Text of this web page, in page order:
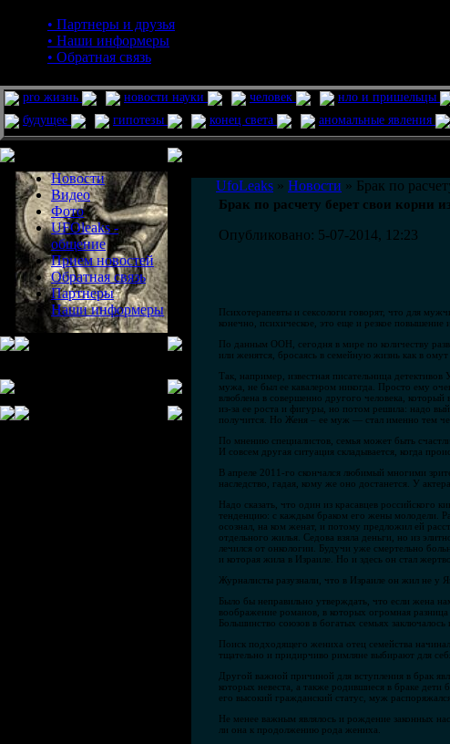
• Партнеры и друзья
• Наши информеры
• Обратная связь
pro жизнь новости науки человек нло и пришельцы
будущее
гипотезы конец света аномальные явления
Новости
Видео
Фото
UFOleaks -
общение
Прием новостей
Обратная связь
Партнеры
Наши информеры
UfoLeaks » Новости » Брак по
Брак по расчету берет свои корни
Опубликовано: 5-07-2014, 12:23
Психотерапевты и сексологи говорят, что для
конечно, психическое, это еще и резкое
По данным ООН, сегодня в мире по количеству
или женятся, бросаясь в семейную жизнь как в
Так, например, известная писательница детективов
мужа, не был ее кавалером никогда. Просто ему
влюблена в совершенно другого человека, который
из-за ее роста и фигуры, но потом решила: надо
получится. Но Женя – ее муж — стал именно тем
По мнению специалистов, семья может быть
И совсем другая ситуация складывается, когда
В апреле 2011-го скончался любимый многими
наследство, гадая, кому же оно достанется. У
Надо сказать, что один из красавцев российского
тенденцию: с каждым браком его жены молодели.
осознал, на ком женат, и потому предложил ей
отдельного жилья. Седова взяла деньги, но из
лечился от онкологии. Будучи уже смертельно
и которая жила в Израиле. Но и здесь он стал
Журналисты разузнали, что в Израиле он жил не у
Было бы неправильно утверждать, что если жена
воображение романов, в которых огромная
Большинство союзов в богатых семьях
Поиск подходящего жениха отец семейства
тщательно и придирчиво римляне выбирают для
Другой важной причиной для вступления в брак
которых невеста, а также родившиеся в браке
его высокий гражданский статус, муж
Не менее важным являлось и рождение законных
ли она к продолжению рода жениха.